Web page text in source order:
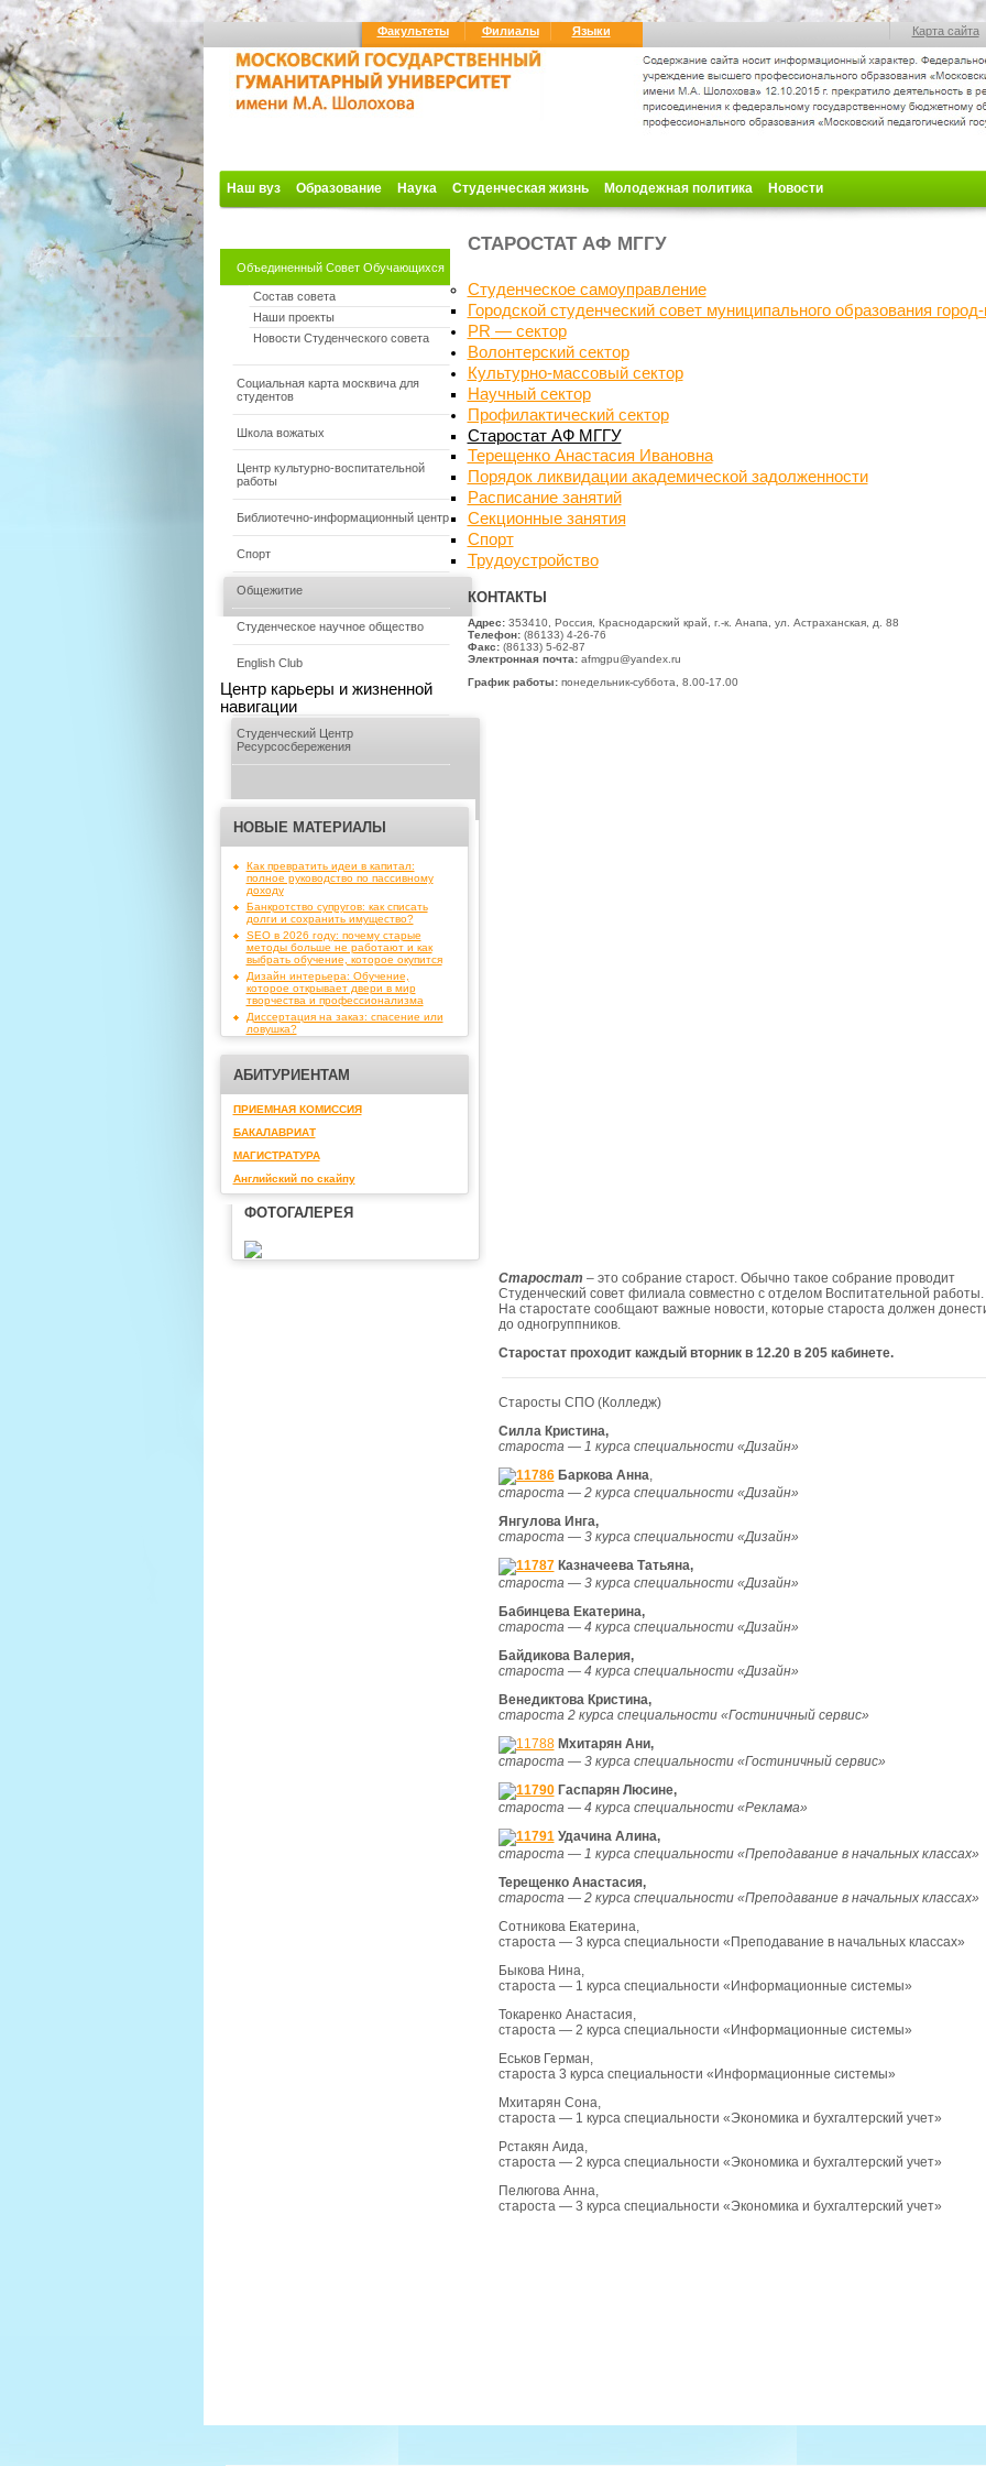
Факультеты Филиалы Языки Карта сайта
Наш вуз Образование Наука Студенческая жизнь Молодежная политика Новости
Объединенный Совет Обучающихся
Состав совета
Наши проекты
Новости Студенческого совета
Социальная карта москвича для
студентов
Школа вожатых
Центр культурно-воспитательной
работы
Библиотечно-информационный центр
Спорт
Общежитие
Студенческое научное общество
English Club
Центр карьеры и жизненной
навигации
Студенческий Центр
Ресурсосбережения
НОВЫЕ МАТЕРИАЛЫ
Как превратить идеи в капитал:
полное руководство по пассивному
доходу
Банкротство супругов: как списать
долги и сохранить имущество?
SEO в 2026 году: почему старые
методы больше не работают и как
выбрать обучение, которое окупится
Дизайн интерьера: Обучение,
которое открывает двери в мир
творчества и профессионализма
Диссертация на заказ: спасение или
ловушка?
АБИТУРИЕНТАМ
ПРИЕМНАЯ КОМИССИЯ
БАКАЛАВРИАТ
МАГИСТРАТУРА
Английский по скайпу
СТАРОСТАТ АФ МГГУ
Студенческое самоуправление
Городской студенческий совет муниципального образования
PR — сектор
Волонтерский сектор
Культурно-массовый сектор
Научный сектор
Профилактический сектор
Старостат АФ МГГУ
Терещенко Анастасия Ивановна
Порядок ликвидации академической задолженности
Расписание занятий
Секционные занятия
Спорт
Трудоустройство
КОНТАКТЫ
Адрес: 353410, Россия, Краснодарский край, г.-к. Анапа, ул. Астраханская, д. 88
Телефон:(86133) 4-26-76
Факс: (86133) 5-62-87
Электронная почта:afmgpu@yandex.ru
График работы: понедельник-суббота, 8.00-17.00
ФОТОГАЛЕРЕЯ
Старостат – это собрание старост. Обычно такое собрание проводит
Студенческий совет филиала совместно с отделом Воспитательной работы.
На старостате сообщают важные новости, которые староста должен
до одногруппников.
Старостат проходит каждый вторник в 12.20 в 205 кабинете.
Старосты СПО (Колледж)
Силла Кристина,
староста — 1 курса специальности «Дизайн»
Баркова Анна,
староста — 2 курса специальности «Дизайн»
Янгулова Инга,
староста — 3 курса специальности «Дизайн»
Казначеева Татьяна,
староста — 3 курса специальности «Дизайн»
Бабинцева Екатерина,
староста — 4 курса специальности «Дизайн»
Байдикова Валерия,
староста — 4 курса специальности «Дизайн»
Венедиктова Кристина,
староста 2 курса специальности «Гостиничный сервис»
Мхитарян Ани,
староста — 3 курса специальности «Гостиничный сервис»
Гаспарян Люсине,
староста — 4 курса специальности «Реклама»
Удачина Алина,
староста — 1 курса специальности «Преподавание в начальных классах»
Терещенко Анастасия,
староста — 2 курса специальности «Преподавание в начальных классах»
Сотникова Екатерина,
староста — 3 курса специальности «Преподавание в начальных классах»
Быкова Нина,
староста — 1 курса специальности «Информационные системы»
Токаренко Анастасия,
староста — 2 курса специальности «Информационные системы»
Еськов Герман,
староста 3 курса специальности «Информационные системы»
Мхитарян Сона,
староста — 1 курса специальности «Экономика и бухгалтерский учет»
Рстакян Аида,
староста — 2 курса специальности «Экономика и бухгалтерский учет»
Пелюгова Анна,
староста — 3 курса специальности «Экономика и бухгалтерский учет»